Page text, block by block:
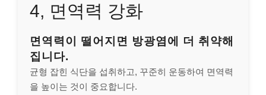
4, 면역력 강화
면역력이 떨어지면 방광염에 더 취약해
집니다.
균형 잡힌 식단을 섭취하고, 꾸준히 운동하여 면역력
을 높이는 것이 중요합니다.